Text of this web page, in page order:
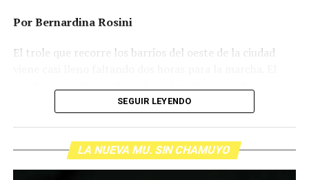
Gonzalo Giles, pensador y
comunicador «disca»: Error en el
Ganar la vida: La historia de (no)
Su hijo Ciro tenía 120 veces más agrotóxicos que lo
donde se encontraron pesticidas hasta en el agua de red.
Bajo amenazas de muerte Sabrina inició una denuncia
Por Bernardina Rosini
El trole que recorre los barrios del oeste de la ciudad
Agostina Vega, 14 años. Era fácil intuir que será una
atiende a su gente. Los que ocupan los sillones más
mullidos de las oficinas del poder local sobrevuelan las
SEGUIR LEYENDO
LA NUEVA MU. SIN CHAMUYO